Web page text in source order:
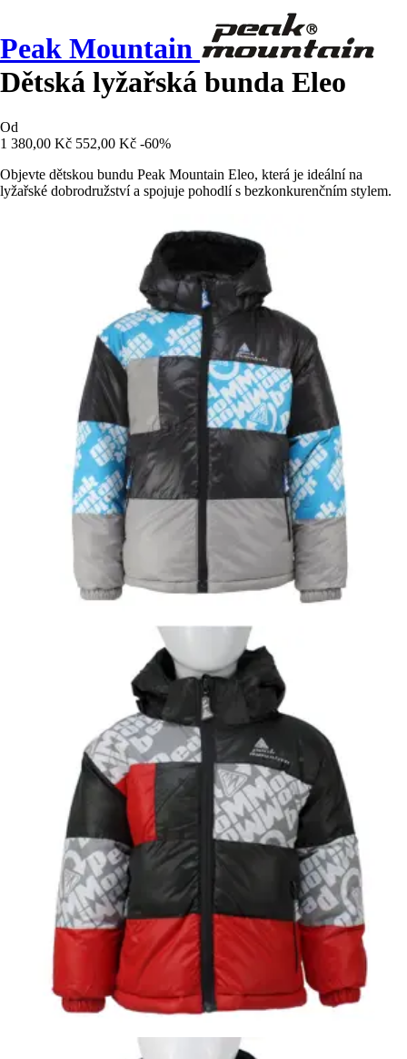
Peak Mountain
Dětská lyžařská bunda Eleo
Od
1 380,00 Kč 552,00 Kč -60%
Objevte dětskou bundu Peak Mountain Eleo, která je ideální na
lyžařské dobrodružství a spojuje pohodlí s bezkonkurenčním stylem.